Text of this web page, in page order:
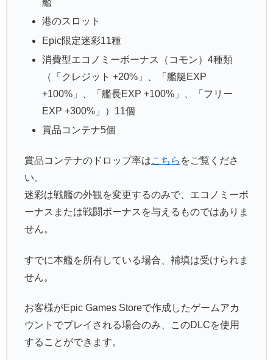
艦
港のスロット
Epic限定迷彩11種
消費型エコノミーボーナス（コモン）4種類
（「クレジット +20%」、「艦艇EXP
+100%」、「艦長EXP +100%」、「フリー
EXP +300%」）11個
賞品コンテナ5個
賞品コンテナのドロップ率はこちら をご覧くださ
い。
迷彩は戦艦の外観を変更するのみで、エコノミーボ
ーナスまたは戦闘ボーナスを与えるものではありま
せん。
すでに本艦を所有している場合、補填は受けられま
せん。
お客様がEpic Games Storeで作成したゲームアカ
ウントでプレイされる場合のみ、このDLCを使用
することができます。